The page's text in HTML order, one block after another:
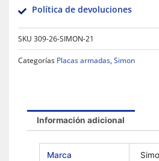
Política de devoluciones
SKU 309-26-SIMON-21
Categorías Placas armadas, Simon
Información adicional
Marca